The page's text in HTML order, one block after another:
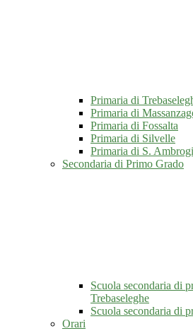
Primaria di
Primaria di
Primaria di Fossalta
Primaria di Silvelle
Primaria di S.
Secondaria di Primo Grado
Scuola secondaria di
Trebaseleghe
Scuola secondaria di
Orari